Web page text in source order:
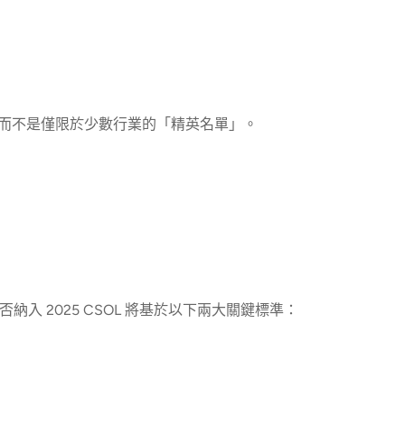
不是僅限於少數行業的「精英名單」。
納入 2025 CSOL 將基於以下兩大關鍵標準：